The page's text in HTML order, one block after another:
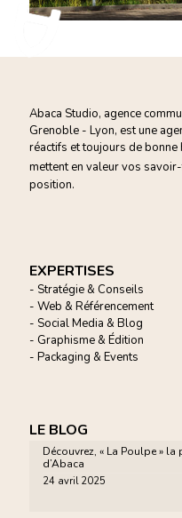
Abaca Studio, agence
Grenoble - Lyon, est une
réactifs et toujours de bonne
mettent en valeur vos
position.
EXPERTISES
- Stratégie & Conseils
- Web & Référencement
- Social Media & Blog
- Graphisme & Édition
- Packaging & Events
LE BLOG
Découvrez, « La Poulpe » la
d’Abaca
24 avril 2025